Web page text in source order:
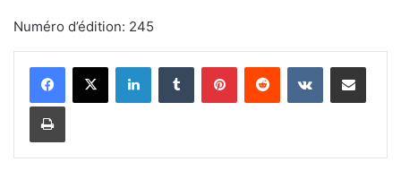
Numéro d’édition: 245